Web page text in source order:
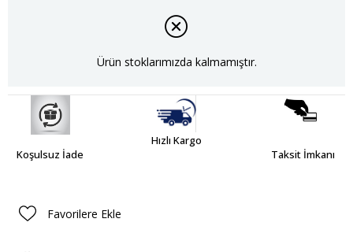
Ürün stoklarımızda kalmamıştır.
Koşulsuz İade
Hızlı Kargo
Taksit İmkanı
Favorilere Ekle